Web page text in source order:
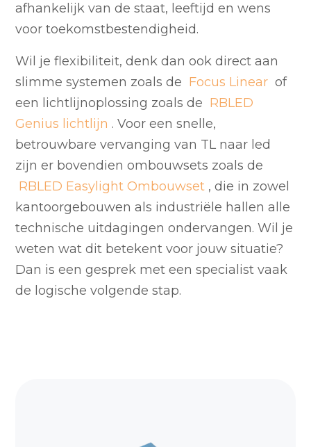
afhankelijk van de staat, leeftijd en wens
voor toekomstbestendigheid.
Wil je flexibiliteit, denk dan ook direct aan
slimme systemen zoals de Focus Linear of
een lichtlijnoplossing zoals de RBLED
Genius lichtlijn . Voor een snelle,
betrouwbare vervanging van TL naar led
zijn er bovendien ombouwsets zoals de
RBLED Easylight Ombouwset , die in zowel
kantoorgebouwen als industriële hallen alle
technische uitdagingen ondervangen. Wil je
weten wat dit betekent voor jouw situatie?
Dan is een gesprek met een specialist vaak
de logische volgende stap.